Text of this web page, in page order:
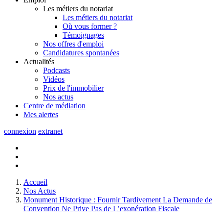
Les métiers du notariat
Les métiers du notariat
Où vous former ?
Témoignages
Nos offres d'emploi
Candidatures spontanées
Actualités
Podcasts
Vidéos
Prix de l'immobilier
Nos actus
Centre de médiation
Mes alertes
connexion extranet
Accueil
Nos Actus
Monument Historique : Fournir Tardivement La Demande de
Convention Ne Prive Pas de L’exonération Fiscale